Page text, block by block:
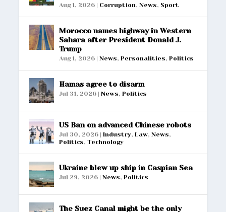
Aug 1, 2026 | Corruption,News, Sport
Morocco names highway in Western
Sahara after President Donald J.
Trump
Aug 1, 2026 |News,Personalities,Politics
Hamas agree to disarm
Jul 31, 2026 |News,Politics
US Ban on advanced Chinese robots
Jul 30, 2026 |Industry,Law,News,
Politics,Technology
Ukraine blew up ship in Caspian Sea
Jul 29, 2026 |News,Politics
The Suez Canal might be the only